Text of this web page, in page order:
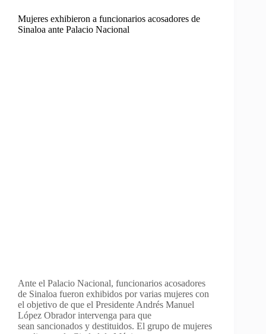
Mujeres exhibieron a funcionarios acosadores de
Sinaloa ante Palacio Nacional
Ante el Palacio Nacional, funcionarios acosadores
de Sinaloa fueron exhibidos por varias mujeres con
el objetivo de que el Presidente Andrés Manuel
López Obrador intervenga para que
sean sancionados y destituidos. El grupo de mujeres